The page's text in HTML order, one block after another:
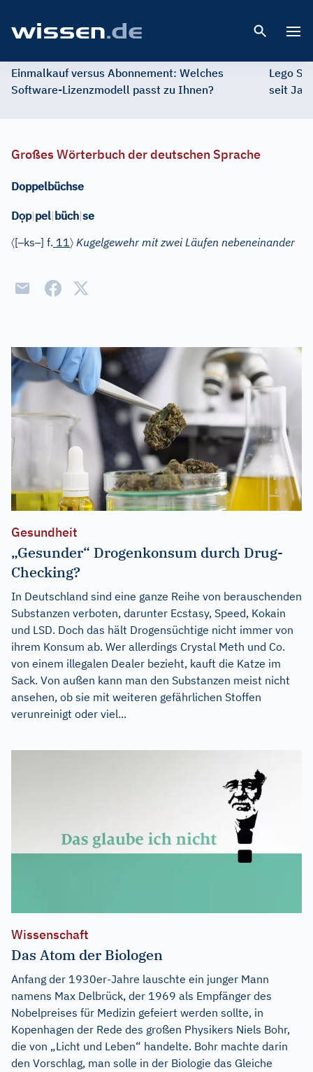
Einmalkauf versus Abonnement: Welches
Software-Lizenzmodell passt zu Ihnen?
Lego
seit
Großes Wörterbuch der deutschen Sprache
Doppelbüchse
Dọp|pel|büch|se
〈[–ks–] f. 11〉 Kugelgewehr mit zwei Läufen nebeneinander
Gesundheit
„Gesunder“ Drogenkonsum durch Drug-
Checking?
In Deutschland sind eine ganze Reihe von berauschenden
Substanzen verboten, darunter Ecstasy, Speed, Kokain
und LSD. Doch das hält Drogensüchtige nicht immer von
ihrem Konsum ab. Wer allerdings Crystal Meth und Co.
von einem illegalen Dealer bezieht, kauft die Katze im
Sack. Von außen kann man den Substanzen meist nicht
ansehen, ob sie mit weiteren gefährlichen Stoffen
verunreinigt oder viel...
Wissenschaft
Das Atom der Biologen
Anfang der 1930er-Jahre lauschte ein junger Mann
namens Max Delbrück, der 1969 als Empfänger des
Nobelpreises für Medizin gefeiert werden sollte, in
Kopenhagen der Rede des großen Physikers Niels Bohr,
die von „Licht und Leben“ handelte. Bohr machte darin
den Vorschlag, man solle in der Biologie das Gleiche